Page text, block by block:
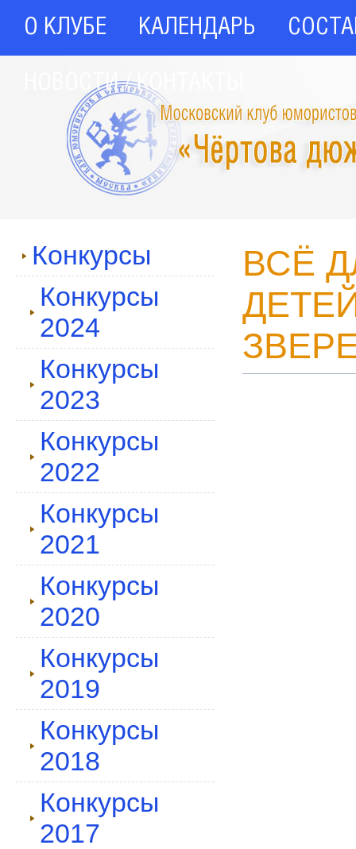
О КЛУБЕ КАЛЕНДАРЬ
НОВОСТИ / КОНТАКТЫ
Конкурсы
Конкурсы
2024
Конкурсы
2023
Конкурсы
2022
Конкурсы
2021
Конкурсы
2020
Конкурсы
2019
Конкурсы
2018
Конкурсы
2017
ВСЁ